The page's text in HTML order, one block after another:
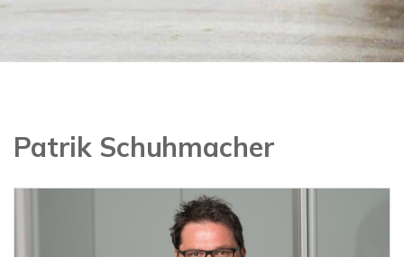
Patrik Schuhmacher